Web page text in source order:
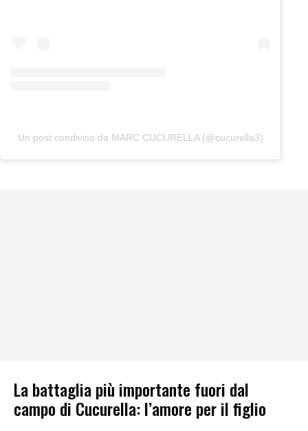
Un post condiviso da MARC CUCURELLA (@cucurella3)
La battaglia più importante fuori dal
campo di Cucurella: l’amore per il figlio